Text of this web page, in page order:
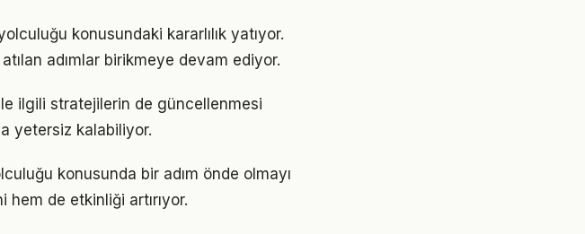
konusundaki kararlılık yatıyor.
adımlar birikmeye devam ediyor.
ilgili stratejilerin de güncellenmesi
yetersiz kalabiliyor.
konusunda bir adım önde olmayı
de etkinliği artırıyor.